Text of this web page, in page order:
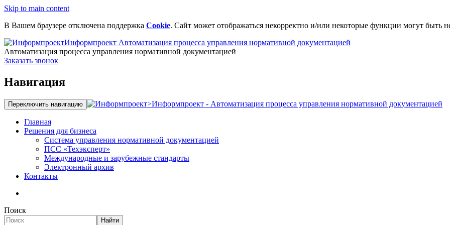
Skip to main content
В Вашем браузере отключена поддержка Cookie. Сайт может отображаться некорректно и/или некоторые функции могут быть
Информпроект Автоматизация процесса управления нормативной документацией
Автоматизация процесса управления нормативной документацией
Заказать звонок
Навигация
Переключить навигацию >Информпроект - Автоматизация процесса управления нормативной документацией
Главная
Решения для бизнеса
Система управления нормативной документацией
ПСС «Техэксперт»
Международные и зарубежные стандарты
Электронный архив
Контакты
Поиск
Найти